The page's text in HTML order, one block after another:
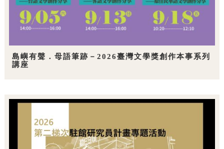
島嶼有聲．母語筆跡－2026臺灣文學獎創作本事系列
講座